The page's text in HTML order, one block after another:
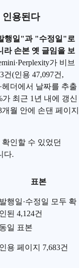
인용된다
행일"과 "수정일"로
라 손본 옛 글임을 보
·Perplexity가 비브
(인용 47,097건,
헤더에서 날짜를 추출
최근 1년 내에 갱신
월 안에 손댄 페이지
인할 수 있었던
다.
표본
발행일·수정일 모두 확
인된 4,124건
동일 표본
인용 페이지 7,683건